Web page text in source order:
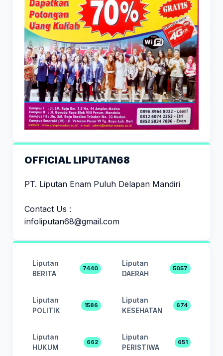
OFFICIAL LIPUTAN68
PT. Liputan Enam Puluh Delapan Mandiri
Contact Us :
infoliputan68@gmail.com
Liputan
BERITA
7440
Liputan
DAERAH
5057
Liputan
POLITIK
1586
Liputan
KESEHATAN
674
Liputan
HUKUM
662
Liputan
PERISTIWA
651